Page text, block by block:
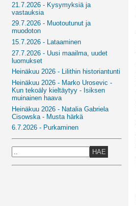
21.7.2026 - Kysymyksiä ja
vastauksia
29.7.2026 - Muotoutunut ja
muodoton
15.7.2026 - Lataaminen
27.7.2026 - Uusi maailma, uudet
luomukset
Heinäkuu 2026 - Lilithin historiantunti
Heinäkuu 2026 - Marko Urosevic -
Kun tekoäly kieltäytyy - Isiksen
muinainen haava
Heinäkuu 2026 - Natalia Gabriela
Cisowska - Musta härkä
6.7.2026 - Purkaminen
HAE